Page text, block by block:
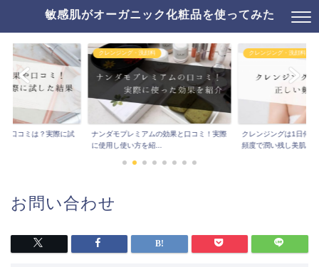
敏感肌がオーガニック化粧品を使ってみた
や口コミは？実際に試
クレンジング・洗顔料
ナンダモプレミアムの効果と口コミ！実際
に使用し使い方を紹...
クレンジング・洗顔料
クレンジングは1日何
頻度で潤い残し美肌...
お問い合わせ